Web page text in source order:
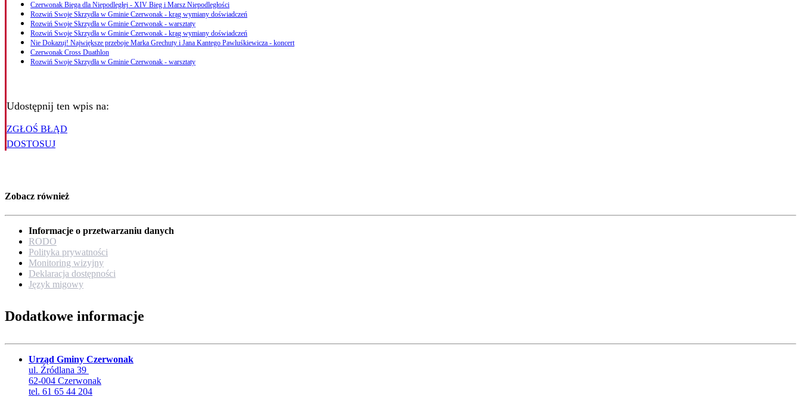
Czerwonak Biega dla Niepodległej - XIV Bieg i Marsz Niepodległości
Rozwiń Swoje Skrzydła w Gminie Czerwonak - krąg wymiany doświadczeń
Rozwiń Swoje Skrzydła w Gminie Czerwonak - warsztaty
Rozwiń Swoje Skrzydła w Gminie Czerwonak - krąg wymiany doświadczeń
Nie Dokazuj! Największe przeboje Marka Grechuty i Jana Kantego Pawluśkiewicza - koncert
Czerwonak Cross Duathlon
Rozwiń Swoje Skrzydła w Gminie Czerwonak - warsztaty
Udostępnij ten wpis na:
ZGŁOŚ BŁĄD
DOSTOSUJ
Zobacz również
Informacje o przetwarzaniu danych
RODO
Polityka prywatności
Monitoring wizyjny
Deklaracja dostępności
Język migowy
Dodatkowe informacje
Urząd Gminy Czerwonak
ul. Źródlana 39
62-004 Czerwonak
tel. 61 65 44 204